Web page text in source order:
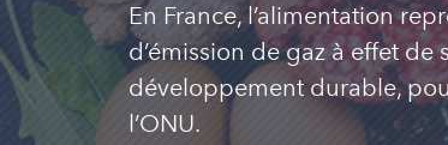
En France, l’alimentation
d’émission de gaz à effet
développement durable,
l’ONU.